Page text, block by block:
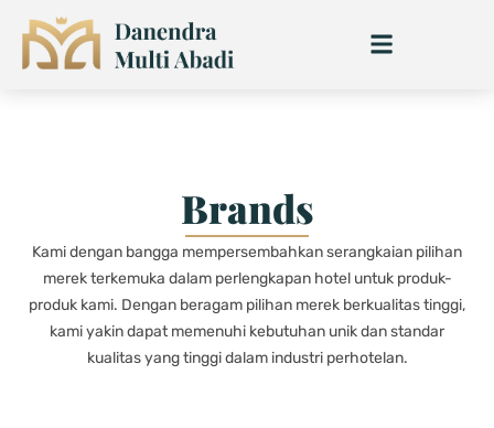
content
Brands
Kami dengan bangga mempersembahkan serangkaian pilihan
merek terkemuka dalam perlengkapan hotel untuk produk-
produk kami. Dengan beragam pilihan merek berkualitas tinggi,
kami yakin dapat memenuhi kebutuhan unik dan standar
kualitas yang tinggi dalam industri perhotelan.